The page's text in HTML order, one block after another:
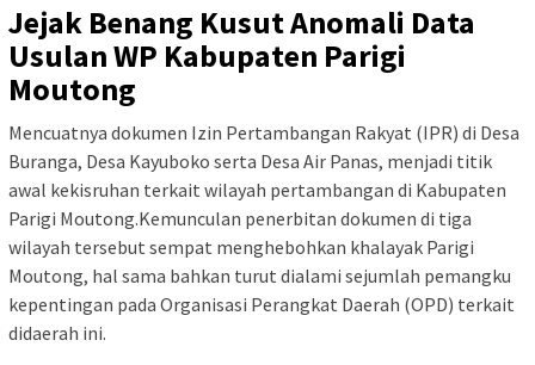
Jejak Benang Kusut Anomali Data
Usulan WP Kabupaten Parigi
Moutong
Mencuatnya dokumen Izin Pertambangan Rakyat (IPR) di Desa
Buranga, Desa Kayuboko serta Desa Air Panas, menjadi titik
awal kekisruhan terkait wilayah pertambangan di Kabupaten
Parigi Moutong.Kemunculan penerbitan dokumen di tiga
wilayah tersebut sempat menghebohkan khalayak Parigi
Moutong, hal sama bahkan turut dialami sejumlah pemangku
kepentingan pada Organisasi Perangkat Daerah (OPD) terkait
didaerah ini.